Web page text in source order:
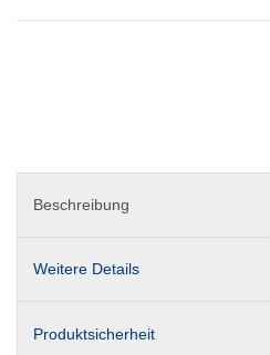
Beschreibung
Weitere Details
Produktsicherheit